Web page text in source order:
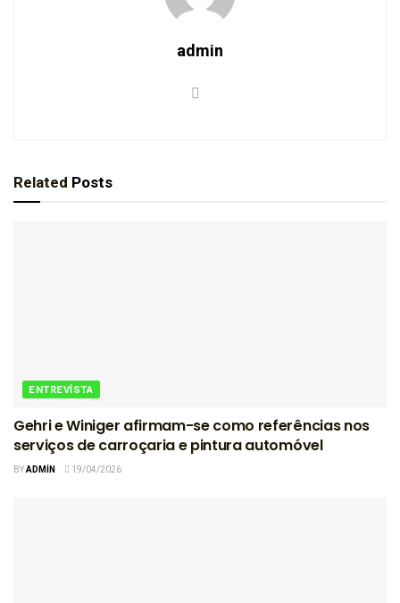
admin
Related Posts
ENTREVISTA
Gehri e Winiger afirmam-se como referências nos
serviços de carroçaria e pintura automóvel
BYADMIN 19/04/2026